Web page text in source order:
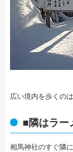
広い境内を歩くの
■隣はラー
相馬神社のすぐ隣